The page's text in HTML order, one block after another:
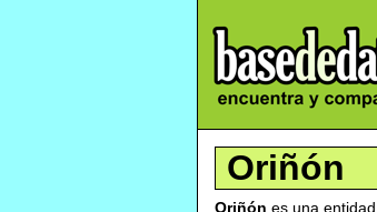
Oriñón
Oriñón es una